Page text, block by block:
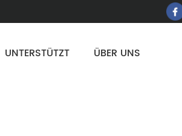
UNTERSTÜTZT
ÜBER UNS